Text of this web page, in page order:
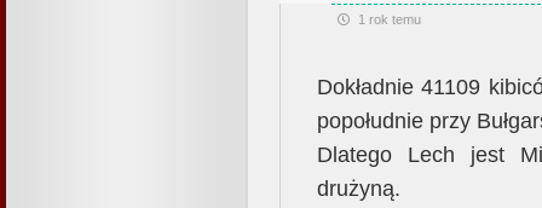
1 rok temu
Dokładnie 41109
popołudnie przy
Dlatego Lech jest
drużyną.